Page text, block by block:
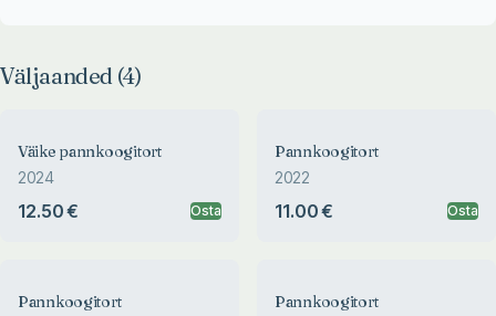
Väljaanded (4)
Väike pannkoogitort
2024
12.50 € Osta
Pannkoogitort
2022
11.00 € Osta
Pannkoogitort Pannkoogitort